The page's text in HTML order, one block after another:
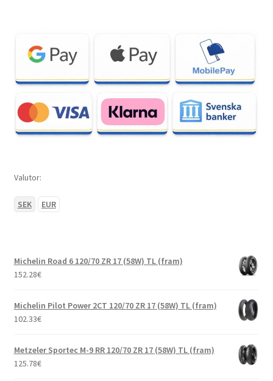
Valutor:
SEK EUR
Michelin Road 6 120/70 ZR 17 (58W) TL (fram)
152.28€
Michelin Pilot Power 2CT 120/70 ZR 17 (58W) TL (fram)
102.33€
Metzeler Sportec M-9 RR 120/70 ZR 17 (58W) TL (fram)
125.78€